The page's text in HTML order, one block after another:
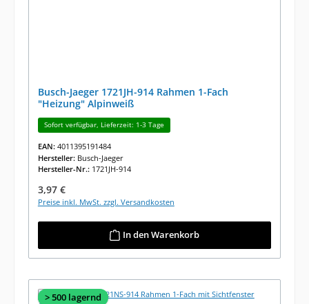
Busch-Jaeger 1721JH-914 Rahmen 1-Fach
"Heizung" Alpinweiß
Sofort verfügbar, Lieferzeit: 1-3 Tage
EAN: 4011395191484
Hersteller: Busch-Jaeger
Hersteller-Nr.: 1721JH-914
Regulärer Preis:
3,97 €
Preise inkl. MwSt. zzgl. Versandkosten
In den Warenkorb
> 500 lagernd